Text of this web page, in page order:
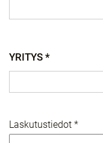
YRITYS *
Laskutustiedot *